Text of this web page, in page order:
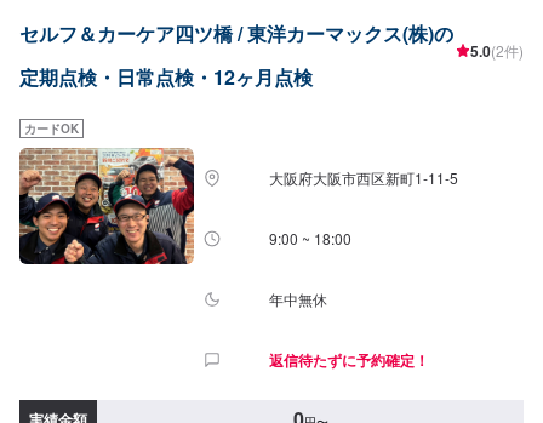
セルフ＆カーケア四ツ橋 / 東洋カーマックス(株)の
定期点検・日常点検・12ヶ月点検
5.0(2件)
カードOK
大阪府大阪市西区新町1-11-5
9:00 ~ 18:00
年中無休
返信待たずに予約確定！